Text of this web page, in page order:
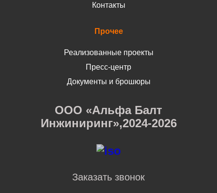
Контакты
Прочее
Реализованные проекты
Пресс-центр
Документы и брошюры
ООО «Альфа Балт
Инжиниринг»,2024-2026
Заказать звонок